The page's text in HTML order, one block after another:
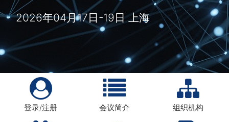
2026年04月17日-19日 上海
登录/注册 会议简介 组织机构